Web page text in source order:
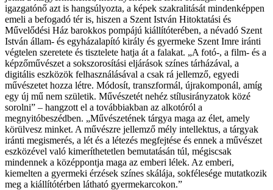
igazgatónő azt is hangsúlyozta, a képek szakralitását mindenképpen
emeli a befogadó tér is, hiszen a Szent István Hitoktatási és
Művelődési Ház barokkos pompájú kiállítóterében, a névadó Szent
István állam- és egyházalapító király és gyermeke Szent Imre iránti
végtelen szeretete és tisztelete hatja át a falakat. „A fotó-, a film- és a
képzőművészet a sokszorosítási eljárások színes tárházával, a
digitális eszközök felhasználásával a csak rá jellemző, egyedi
művészetet hozza létre. Módosít, transzformál, újrakomponál, amíg
egy új mű nem születik. Művészetét nehéz stílusirányzatok közé
sorolni” – hangzott el a továbbiakban az alkotóról a
megnyitóbeszédben. „Művészetének tárgya maga az élet, amely
körülvesz minket. A művészre jellemző mély intellektus, a tárgyak
iránti megismerés, a lét és a létezés megfejtése és ennek a művészet
eszközével való kimeríthetetlen bemutatásán túl, mégiscsak
mindennek a középpontja maga az emberi lélek. Az emberi,
kiemelten a gyermeki érzések színes skálája, sokfélesége mutatkozik
meg a kiállítótérben látható gyermekarcokon.”